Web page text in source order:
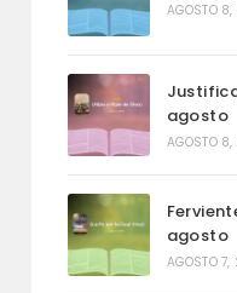
AGOSTO
agosto
AGOSTO
agosto
AGOSTO